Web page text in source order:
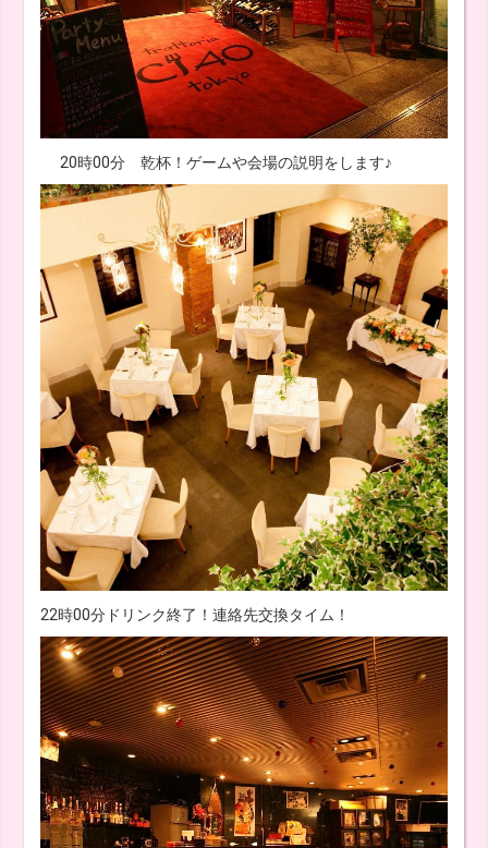
20時00分 乾杯！ゲームや会場の説明をします♪
22時00分ドリンク終了！連絡先交換タイム！